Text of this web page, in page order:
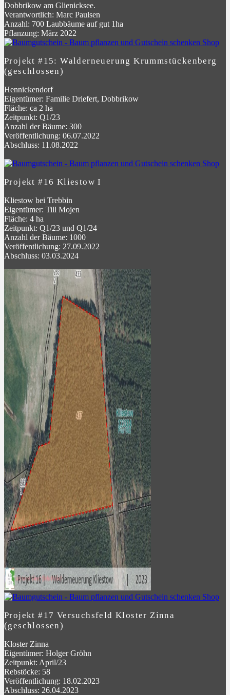
Dobbrikow am Glienicksee.
Verantwortlich: Marc Paulsen
Anzahl: 700 Laubbäume auf gut 1ha
Pflanzung: März 2022
Projekt #15: Walderneuerung Krummstückenberg
(geschlossen)
Hennickendorf
Eigentümer: Familie Driefert, Dobbrikow
Fläche: ca 2 ha
Zeitpunkt: Q1/23
Anzahl der Bäume: 300
Veröffentlichung: 06.07.2022
Abschluss: 11.08.2022
Projekt #16 Kliestow I
Kliestow bei Trebbin
Eigentümer: Till Mojen
Fläche: 4 ha
Zeitpunkt: Q1/23 und Q1/24
Anzahl der Bäume: 1000
Veröffentlichung: 27.09.2022
Abschluss: 03.03.2024
Projekt #17 Versuchsfeld Kloster Zinna
(geschlossen)
Kloster Zinna
Eigentümer: Holger Gröhn
Zeitpunkt: April/23
Rebstöcke: 58
Veröffentlichung: 18.02.2023
Abschluss: 26.04.2023